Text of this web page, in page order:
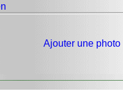
Ajouter une photo